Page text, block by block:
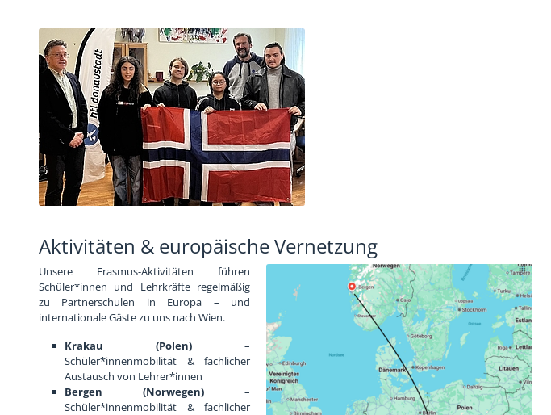
Aktivitäten & europäische Vernetzung
Unsere Erasmus-Aktivitäten führen
Schüler*innen und Lehrkräfte regelmäßig
zu Partnerschulen in Europa – und
internationale Gäste zu uns nach Wien.
Krakau (Polen) –
Schüler*innenmobilität & fachlicher
Austausch von Lehrer*innen
Bergen (Norwegen) –
Schüler*innenmobilität & fachlicher